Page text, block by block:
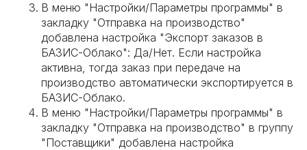
В меню "Настройки/Параметры программы" в
закладку "Отправка на производство"
добавлена настройка "Экспорт заказов в
БАЗИС-Облако": Да/Нет. Если настройка
активна, тогда заказ при передаче на
производство автоматически экспортируется в
БАЗИС-Облако.
В меню "Настройки/Параметры программы" в
закладку "Отправка на производство" в группу
"Поставщики" добавлена настройка